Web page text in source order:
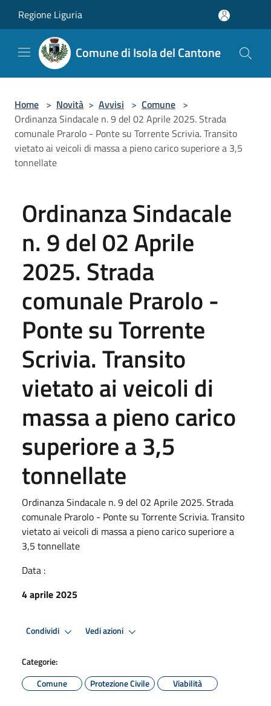
Regione Liguria
Comune di Isola del Cantone
Home > Novità > Avvisi > Comune >
Ordinanza Sindacale n. 9 del 02 Aprile 2025. Strada
comunale Prarolo - Ponte su Torrente Scrivia. Transito
vietato ai veicoli di massa a pieno carico superiore a 3,5
tonnellate
Ordinanza Sindacale
n. 9 del 02 Aprile
2025. Strada
comunale Prarolo -
Ponte su Torrente
Scrivia. Transito
vietato ai veicoli di
massa a pieno carico
superiore a 3,5
tonnellate
Ordinanza Sindacale n. 9 del 02 Aprile 2025. Strada
comunale Prarolo - Ponte su Torrente Scrivia. Transito
vietato ai veicoli di massa a pieno carico superiore a
3,5 tonnellate
Data :
4 aprile 2025
Condividi Vedi azioni
Categorie:
Comune
Protezione Civile Viabilità